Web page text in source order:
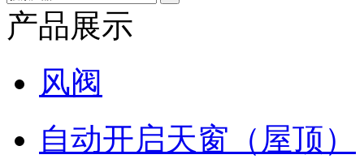
产品展示
风阀
自动开启天窗（屋顶）